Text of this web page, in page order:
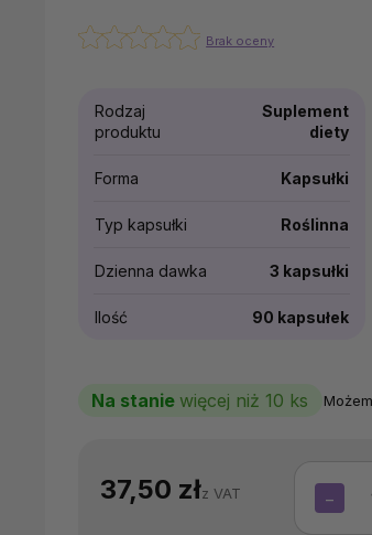
37,50 złz VAT −
Brak oceny
Rodzaj
produktu
Suplement
diety
Forma Kapsułki
Typ kapsułki Roślinna
Dzienna dawka 3 kapsułki
Ilość 90 kapsułek
Na stanie więcej niż 10 ks